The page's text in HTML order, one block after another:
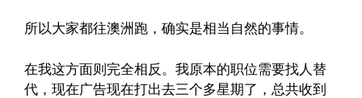
所以大家都往澳洲跑，确实是相当自然的事情。
在我这方面则完全相反。我原本的职位需要找人替
代，现在广告现在打出去三个多星期了，总共收到